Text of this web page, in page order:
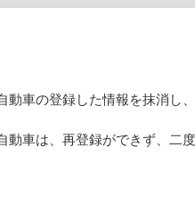
動車の登録した情報を抹消し
動車は、再登録ができず、二